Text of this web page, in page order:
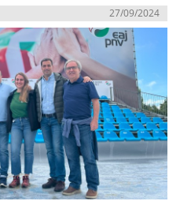
27/09/2024